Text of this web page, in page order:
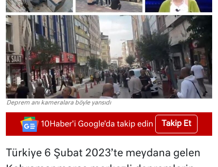
Deprem anı kameralara böyle yansıdı
10Haber'i Google'da takip edin Takip Et
Türkiye 6 Şubat 2023’te meydana gelen